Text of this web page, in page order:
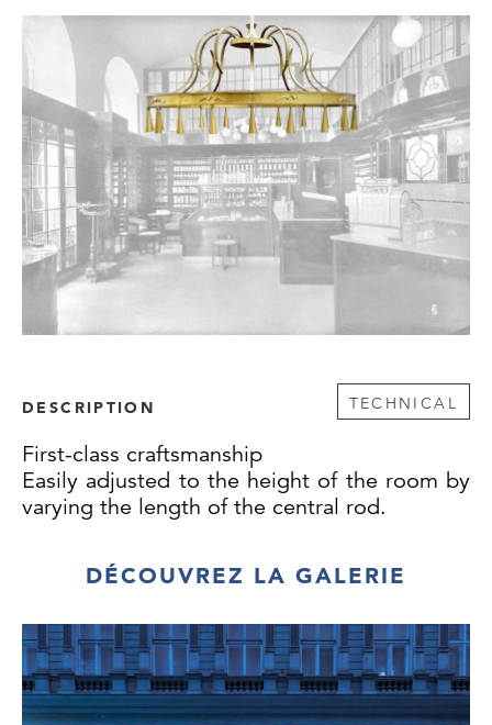
DESCRIPTION TECHNICAL
First-class craftsmanship
Easily adjusted to the height of the room by
varying the length of the central rod.
DÉCOUVREZ LA GALERIE